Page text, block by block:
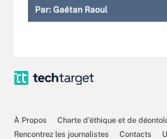
Par: Gaétan Raoul
À Propos
Charte d’éthique et de
Rencontrez les journalistes
Contacts